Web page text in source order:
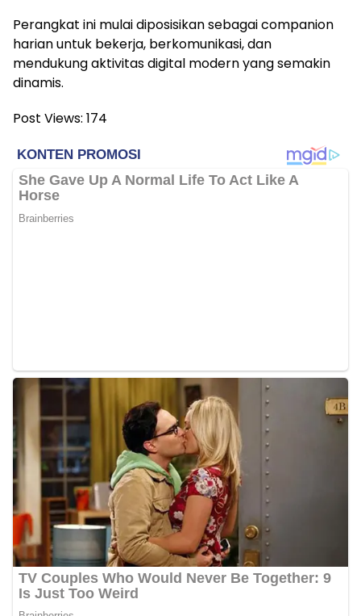
Perangkat ini mulai diposisikan sebagai companion
harian untuk bekerja, berkomunikasi, dan
mendukung aktivitas digital modern yang semakin
dinamis.
Post Views: 174